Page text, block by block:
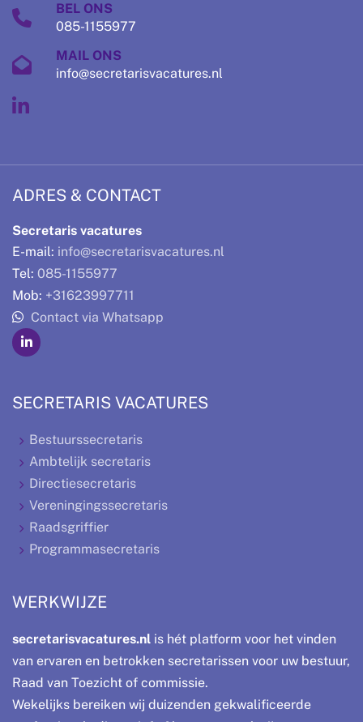
BEL ONS
085-1155977
MAIL ONS
info@secretarisvacatures.nl
ADRES & CONTACT
Secretaris vacatures
E-mail: info@secretarisvacatures.nl
Tel: 085-1155977
Mob: +31623997711
Contact via Whatsapp
SECRETARIS VACATURES
Bestuurssecretaris
Ambtelijk secretaris
Directiesecretaris
Vereningingssecretaris
Raadsgriffier
Programmasecretaris
WERKWIJZE
secretarisvacatures.nl is hét platform voor het vinden
van ervaren en betrokken secretarissen voor uw bestuur,
Raad van Toezicht of commissie.
Wekelijks bereiken wij duizenden gekwalificeerde